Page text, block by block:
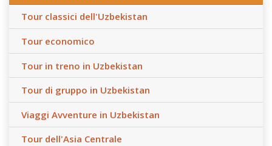
Tour classici dell'Uzbekistan
Tour economico
Tour in treno in Uzbekistan
Tour di gruppo in Uzbekistan
Viaggi Avventure in Uzbekistan
Tour dell'Asia Centrale